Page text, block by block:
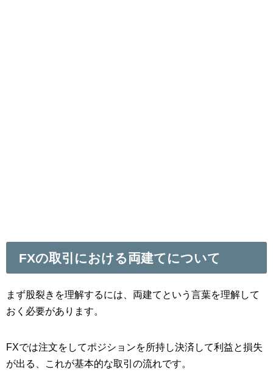
FXの取引における両建てについて
まず股裂きを理解するには、両建てという言葉を理解して
おく必要があります。
FXでは注文をしてポジションを所持し決済して利益と損失
が出る、これが基本的な取引の流れです。